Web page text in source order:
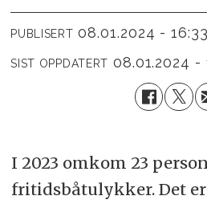
PUBLISERT 08.01.2024 - 16:33
SIST OPPDATERT 08.01.2024 -
I 2023 omkom 23
fritidsbåtulykker. Det